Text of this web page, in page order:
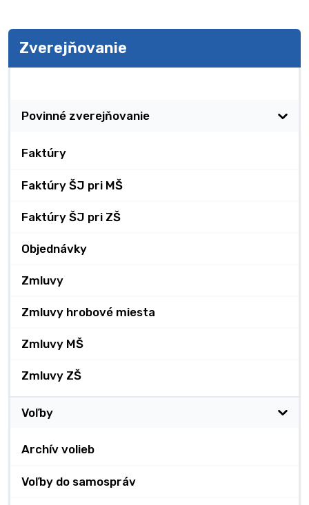
Zverejňovanie
Povinné zverejňovanie
Faktúry
Faktúry ŠJ pri MŠ
Faktúry ŠJ pri ZŠ
Objednávky
Zmluvy
Zmluvy hrobové miesta
Zmluvy MŠ
Zmluvy ZŠ
Voľby
Archív volieb
Voľby do samospráv